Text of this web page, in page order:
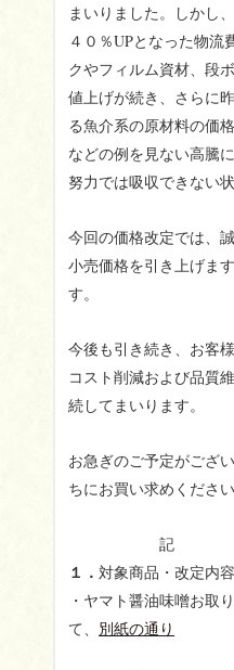
まいりました。しかし
４０％UPとなった物流
クやフィルム資材、段
値上げが続き、さらに
る魚介系の原材料の価
などの例を見ない高騰
努力では吸収できない
今回の価格改定では、
小売価格を引き上げま
す。
今後も引き続き、お客
コスト削減および品質
続してまいります。
お急ぎのご予定がござ
ちにお買い求めください
記
１．対象商品・改定内容
・ヤマト醤油味噌お取
て、 別紙の通り